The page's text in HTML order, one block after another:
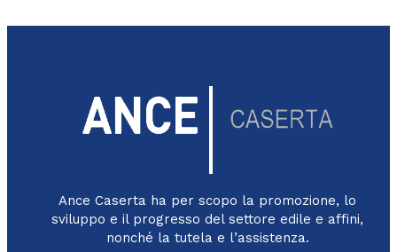
Ance Caserta ha per scopo la promozione, lo
sviluppo e il progresso del settore edile e affini,
nonché la tutela e l’assistenza.